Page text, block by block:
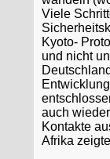
Viele
Kyoto-
und nicht
auch
Kontakte
Afrika